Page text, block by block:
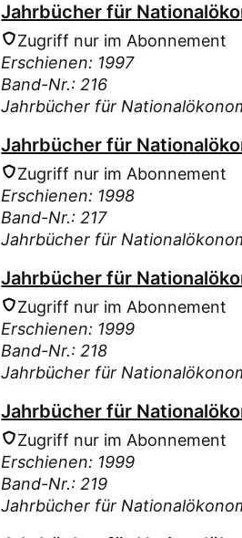
Jahrbücher für
Zugriff nur im Abonnement
Erschienen: 1997
Band-Nr.: 216
Jahrbücher für
Jahrbücher für
Zugriff nur im Abonnement
Erschienen: 1998
Band-Nr.: 217
Jahrbücher für
Jahrbücher für
Zugriff nur im Abonnement
Erschienen: 1999
Band-Nr.: 218
Jahrbücher für
Jahrbücher für
Zugriff nur im Abonnement
Erschienen: 1999
Band-Nr.: 219
Jahrbücher für